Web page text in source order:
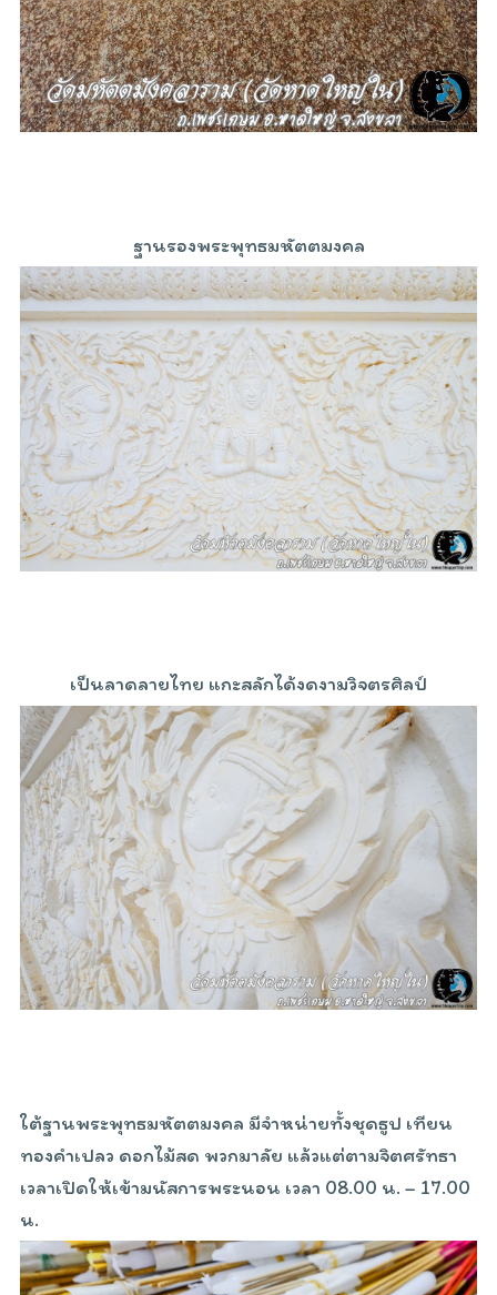
ฐานรองพระพุทธมหัตตมงคล
เป็นลาดลายไทย แกะสลักได้งดงามวิจตรศิลป์
ใต้ฐานพระพุทธมหัตตมงคล มีจำหน่ายทั้งชุดธูป เทียน
ทองคำเปลว ดอกไม้สด พวกมาลัย แล้วแต่ตามจิตศรัทธา
เวลาเปิดให้เข้ามนัสการพระนอน เวลา 08.00 น. – 17.00
น.